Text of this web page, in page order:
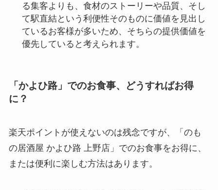
る集客よりも、食材のストーリーや品質、そし
て駅直結という利便性そのものに価値を見出し
ているお客様が多いため、そちらの提供価値を
優先していると考えられます。
「かよひ路」でのお食事、どうすればお得
に？
楽天ポイントが使えないのは残念ですが、「のも
の居酒屋 かよひ路 上野店」でのお食事をお得に、
または便利に楽しむ方法はあります。